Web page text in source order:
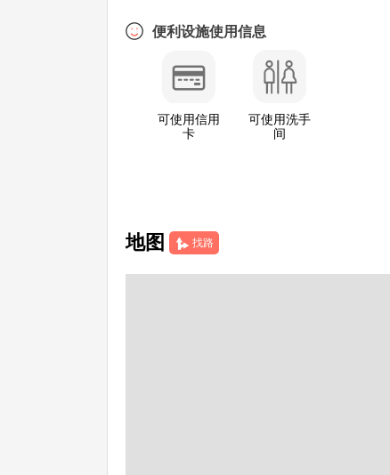
便利设施使用信息
可使用信用
卡
可使用洗手
间
地图 找路